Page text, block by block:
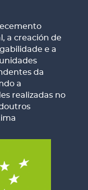
a creación de
e a
da
a
realizadas no